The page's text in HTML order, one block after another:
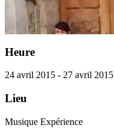
Heure
24 avril 2015 - 27 avril 2015
Lieu
Musique Expérience